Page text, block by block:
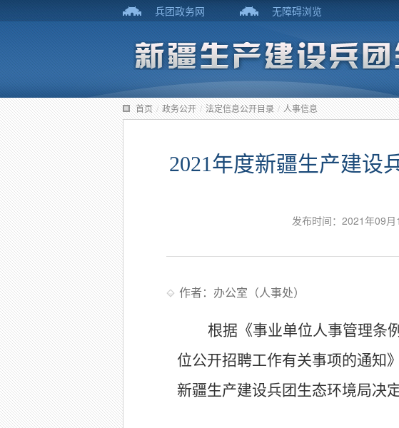
兵团政务网 无障碍浏览
首页 / 政务公开 / 法定信息公开目录 / 人事信息
2021年度新疆生产建设
发布时间：2021年09月
作者：办公室（人事处）
根据《事业单位人事管理条
位公开招聘工作有关事项的通知
新疆生产建设兵团生态环境局决